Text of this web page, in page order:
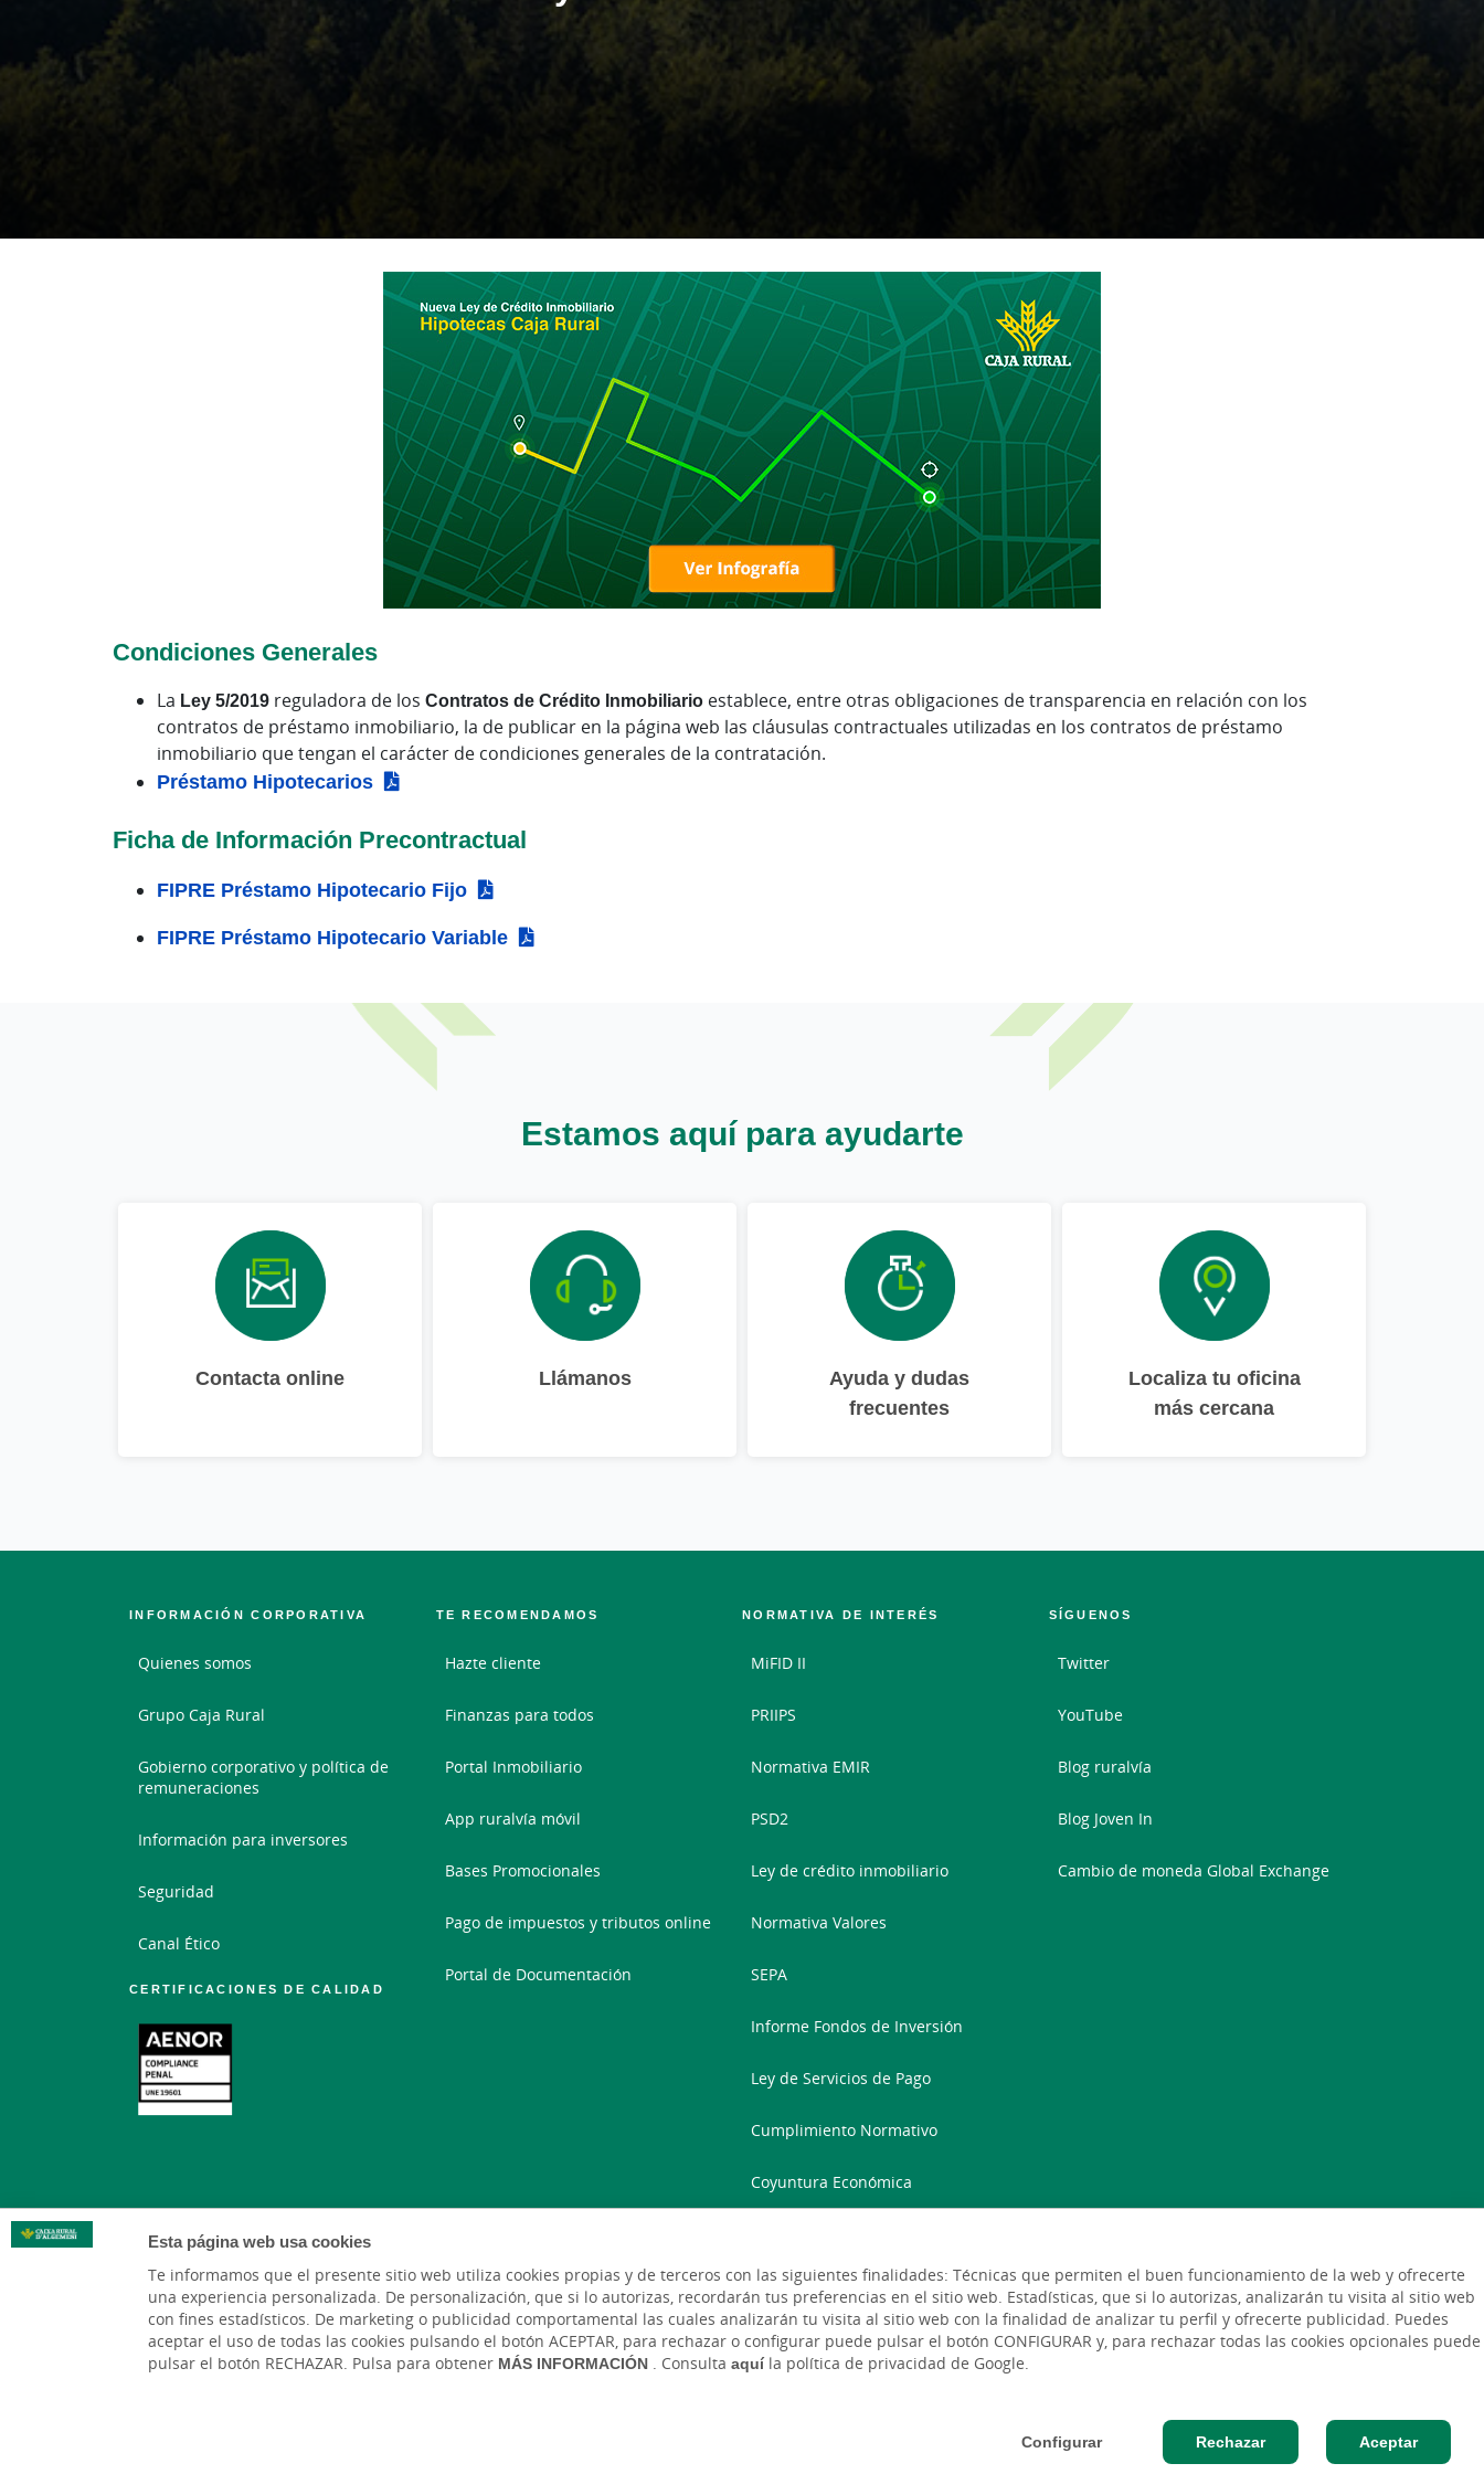
Esta página web usa cookies
Te informamos que el presente sitio web utiliza cookies propias y de terceros con las siguientes finalidades: Técnicas que permiten el buen funcionamiento de la web y ofrecerte
una experiencia personalizada. De personalización, que si lo autorizas, recordarán tus preferencias en el sitio web. Estadísticas, que si lo autorizas, analizarán tu visita al sitio web
con fines estadísticos. De marketing o publicidad comportamental las cuales analizarán tu visita al sitio web con la finalidad de analizar tu perfil y ofrecerte publicidad. Puedes
aceptar el uso de todas las cookies pulsando el botón ACEPTAR, para rechazar o configurar puede pulsar el botón CONFIGURAR y, para rechazar todas las cookies opcionales puede
pulsar el botón RECHAZAR. Pulsa para obtener MÁS INFORMACIÓN. Consulta aquíla política de privacidad de Google.
Configurar Rechazar Aceptar
Condiciones Generales
La Ley 5/2019 reguladora de los Contratos de Crédito Inmobiliario establece, entre otras obligaciones de transparencia en relación con los
contratos de préstamo inmobiliario, la de publicar en la página web las cláusulas contractuales utilizadas en los contratos de préstamo
inmobiliario que tengan el carácter de condiciones generales de la contratación.
Préstamo Hipotecarios
Ficha de Información Precontractual
FIPRE Préstamo Hipotecario Fijo
FIPRE Préstamo Hipotecario Variable
Estamos aquí para ayudarte
Contacta online Llámanos
Ayuda y dudas
frecuentes
Localiza tu oficina
más cercana
INFORMACIÓN CORPORATIVA
Quienes somos
Grupo Caja Rural
Gobierno corporativo y política de
remuneraciones
Información para inversores
Seguridad
Canal Ético
CERTIFICACIONES DE CALIDAD
TE RECOMENDAMOS
Hazte cliente
Finanzas para todos
Portal Inmobiliario
App ruralvía móvil
Bases Promocionales
Pago de impuestos y tributos online
Portal de Documentación
NORMATIVA DE INTERÉS
MiFID II
PRIIPS
Normativa EMIR
PSD2
Ley de crédito inmobiliario
Normativa Valores
SEPA
Informe Fondos de Inversión
Ley de Servicios de Pago
Cumplimiento Normativo
Coyuntura Económica
SÍGUENOS
Twitter
YouTube
Blog ruralvía
Blog Joven In
Cambio de moneda Global Exchange
Tablón de anuncios Tipos de cambio Aviso legal Política de cookies Protección de datos